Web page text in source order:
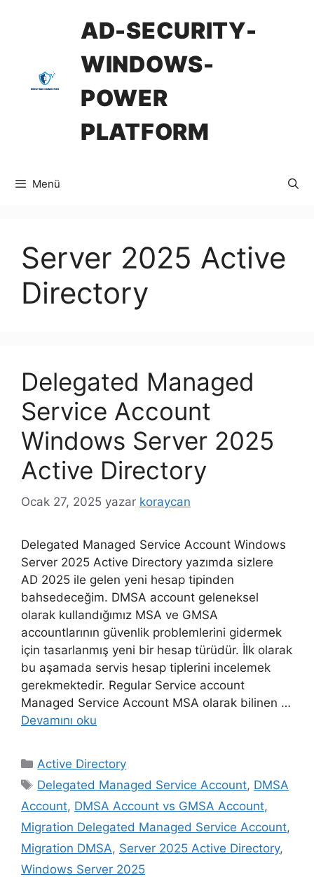
AD-SECURITY-
WINDOWS-
POWER
PLATFORM
Menü
Server 2025 Active
Directory
Delegated Managed
Service Account
Windows Server 2025
Active Directory
Ocak 27, 2025 yazar koraycan
Delegated Managed Service Account Windows
Server 2025 Active Directory yazımda sizlere
AD 2025 ile gelen yeni hesap tipinden
bahsedeceğim. DMSA account geleneksel
olarak kullandığımız MSA ve GMSA
accountlarının güvenlik problemlerini gidermek
için tasarlanmış yeni bir hesap türüdür. İlk olarak
bu aşamada servis hesap tiplerini incelemek
gerekmektedir. Regular Service account
Managed Service Account MSA olarak bilinen …
Devamını oku
Kategoriler
Active Directory
Etiketler
Delegated Managed Service Account, DMSA
Account, DMSA Account vs GMSA Account,
Migration Delegated Managed Service Account,
Migration DMSA, Server 2025 Active Directory,
Windows Server 2025